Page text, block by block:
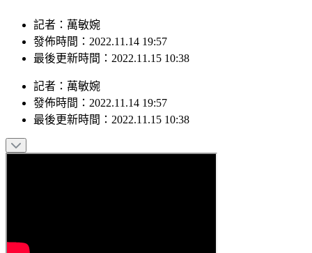
記者：萬敏婉
發佈時間：2022.11.14 19:57
最後更新時間：2022.11.15 10:38
記者 ： 萬敏婉
發佈時間： 2022.11.14 19:57
最後更新時間： 2022.11.15 10:38